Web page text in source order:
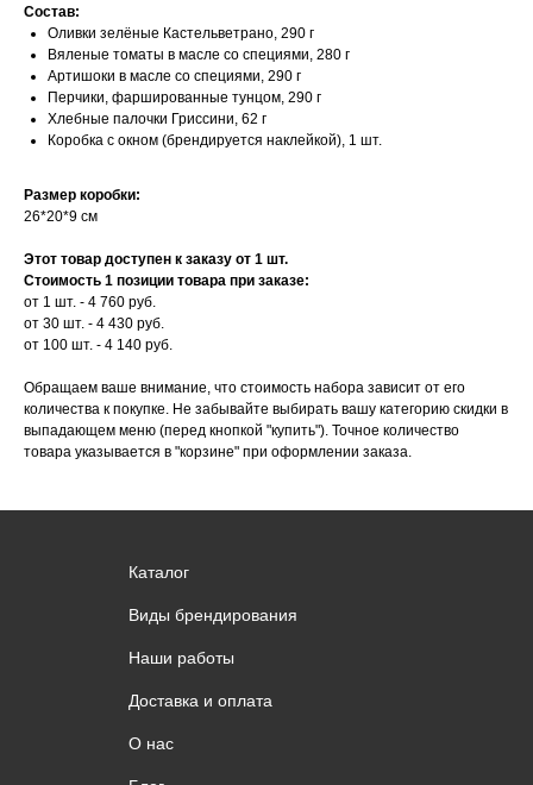
Состав:
Оливки зелёные Кастельветрано, 290 г
Вяленые томаты в масле со специями, 280 г
Артишоки в масле со специями, 290 г
Перчики, фаршированные тунцом, 290 г
Хлебные палочки Гриссини, 62 г
Коробка с окном (брендируется наклейкой), 1 шт.
Размер коробки:
26*20*9 см
Этот товар доступен к заказу от 1 шт.
Стоимость 1 позиции товара при заказе:
от 1 шт. - 4 760 руб.
от 30 шт. - 4 430 руб.
от 100 шт. - 4 140 руб.
Обращаем ваше внимание, что стоимость набора зависит от его
количества к покупке. Не забывайте выбирать вашу категорию скидки в
выпадающем меню (перед кнопкой "купить"). Точное количество
товара указывается в "корзине" при оформлении заказа.
О нас
Каталог
Виды брендирования
Наши работы
Доставка и оплата